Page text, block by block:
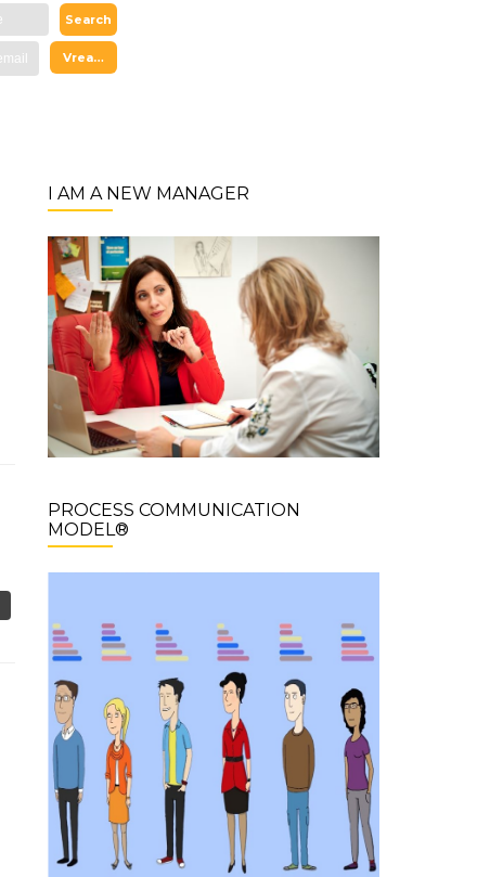
I AM A NEW MANAGER
PROCESS COMMUNICATION
MODEL®